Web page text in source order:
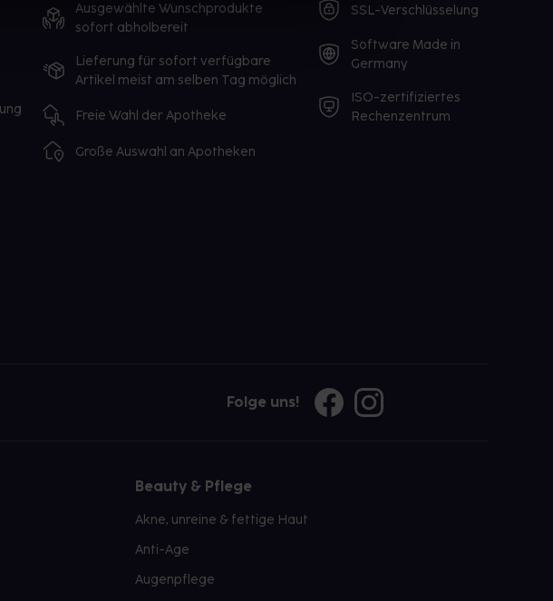
Ausgewählte Wunschprodukte
sofort abholbereit
Lieferung für sofort verfügbare
Artikel meist am selben Tag möglich
Freie Wahl der Apotheke
Große Auswahl an Apotheken
SSL-Verschlüsselung
Software Made in
Germany
ISO-zertifiziertes
Rechenzentrum
Folge uns!
Beauty & Pflege
Akne, unreine & fettige Haut
Anti-Age
Augenpflege